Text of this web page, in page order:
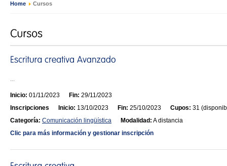
Home › Cursos
...
Inicio: 01/11/2023 Fin: 29/11/2023
Inscripciones
Inicio: 13/10/2023 Fin: 25/10/2023 Cupos: 31
Categoría: Comunicación lingüística Modalidad: A distancia
Clic para más información y gestionar inscripción